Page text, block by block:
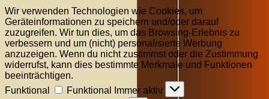
Wir verwenden Technologien wie Cookies, um
Geräteinformationen zu speichern und/oder darauf
zuzugreifen. Wir tun dies, um das Browsing-Erlebnis zu
verbessern und um (nicht) personalisierte Werbung
anzuzeigen. Wenn du nicht zustimmst oder die Zustimmung
widerrufst, kann dies bestimmte Merkmale und Funktionen
beeinträchtigen.
Funktional
Funktional
Immer aktiv